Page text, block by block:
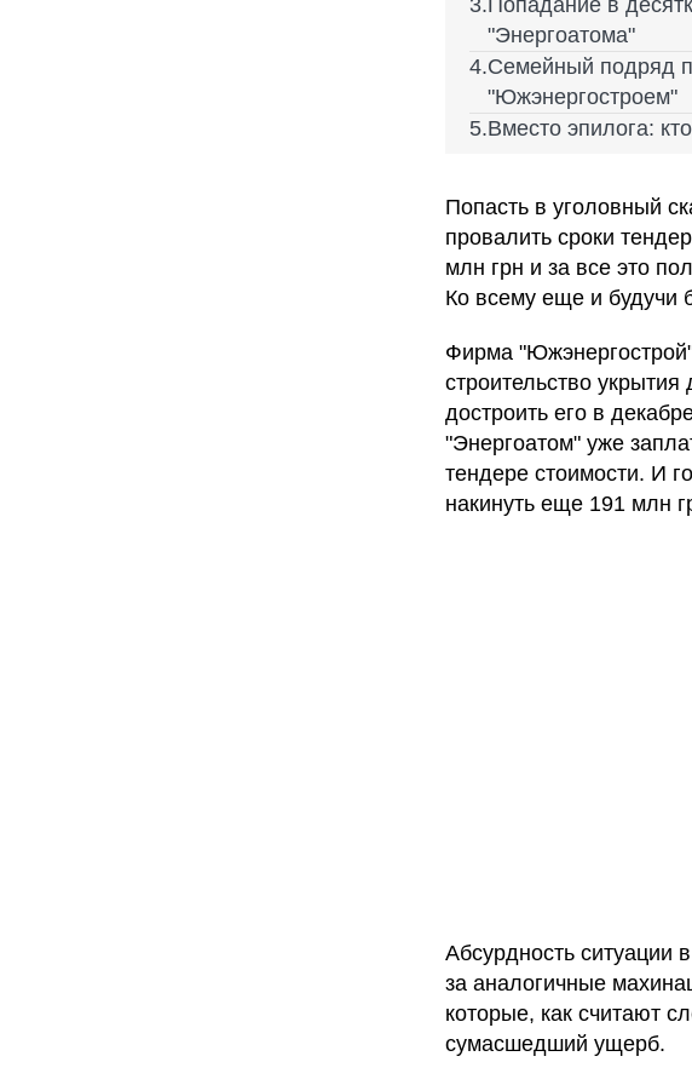
Попадание в
"Энергоатома"
Семейный подряд
"Южэнергостроем"
Вместо эпилога:
Попасть в уголовный
провалить сроки
млн грн и за все это
Ко всему еще и будучи
Фирма
строительство
достроить его в
"Энергоатом" уже
тендере стоимости. И
накинуть еще 191 млн
Абсурдность ситуации
за аналогичные
которые, как считают
сумасшедший ущерб.